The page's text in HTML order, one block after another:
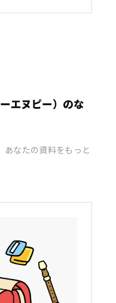
エヌピー）のな
あなたの資料をもっと